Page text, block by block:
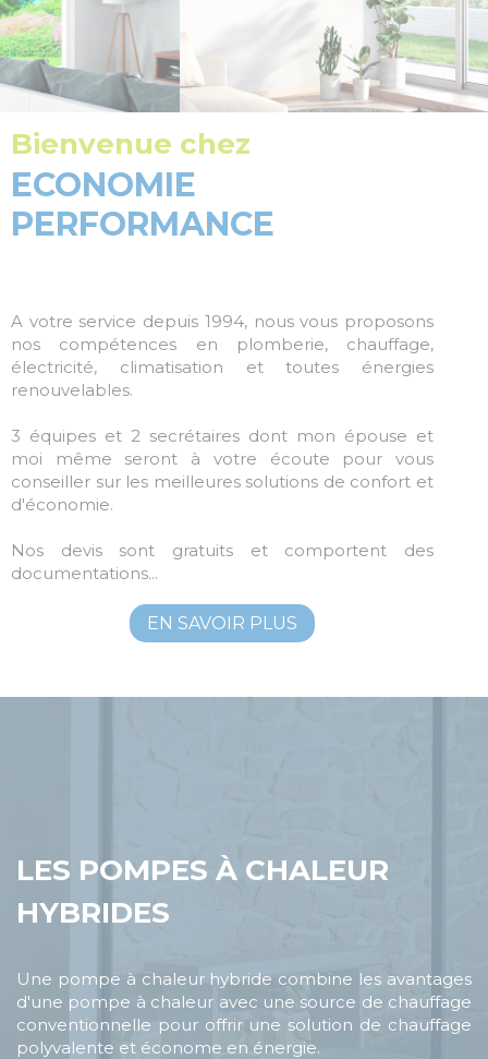
À
NOS FOURNISSEURS
Bienvenue chez
ECONOMIE
PERFORMANCE
A votre service depuis 1994, nous vous proposons
nos compétences en plomberie, chauffage,
électricité, climatisation et toutes énergies
renouvelables.
3 équipes et 2 secrétaires dont mon épouse et
moi même seront à votre écoute pour vous
conseiller sur les meilleures solutions de confort et
d'économie.
Nos devis sont gratuits et comportent des
documentations...
EN SAVOIR PLUS
LES POMPES À CHALEUR
HYBRIDES
Une pompe à chaleur hybride combine les avantages
d'une pompe à chaleur avec une source de chauffage
conventionnelle pour offrir une solution de chauffage
polyvalente et économe en énergie.